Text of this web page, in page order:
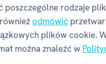
Opinie4.5
6 x
poszczególne rodzaje
odmówić
plików cookie.
można znaleźć w